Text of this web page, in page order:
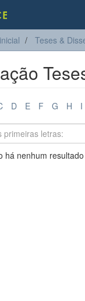
Teses &
D E F G H I
há nenhum